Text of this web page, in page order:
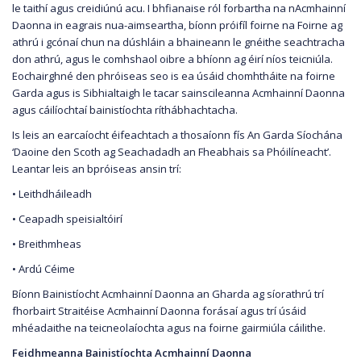
le taithí agus creidiúnú acu. I bhfianaise ról forbartha na nAcmhainní
Daonna in eagrais nua-aimseartha, bíonn próifíl foirne na Foirne ag
athrú i gcónaí chun na dúshláin a bhaineann le gnéithe seachtracha
don athrú, agus le comhshaol oibre a bhíonn ag éirí níos teicniúla.
Eochairghné den phróiseas seo is ea úsáid chomhtháite na foirne
Garda agus is Sibhialtaigh le tacar sainscileanna Acmhainní Daonna
agus cáilíochtaí bainistíochta ríthábhachtacha.
Is leis an earcaíocht éifeachtach a thosaíonn fís An Garda Síochána
‘Daoine den Scoth ag Seachadadh an Fheabhais sa Phóilíneacht’.
Leantar leis an bpróiseas ansin trí:
• Leithdháileadh
• Ceapadh speisialtóirí
• Breithmheas
• Ardú Céime
Bíonn Bainistíocht Acmhainní Daonna an Gharda ag síorathrú trí
fhorbairt Straitéise Acmhainní Daonna forásaí agus trí úsáid
mhéadaithe na teicneolaíochta agus na foirne gairmiúla cáilithe.
Feidhmeanna Bainistíochta Acmhainní Daonna